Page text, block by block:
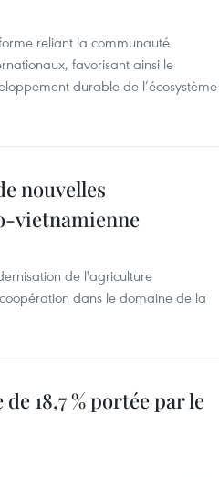
reliant la communauté
favorisant ainsi le
durable de l’écosystème
nouvelles
vietnamienne
de l'agriculture
dans le domaine de la
18,7 % portée par le